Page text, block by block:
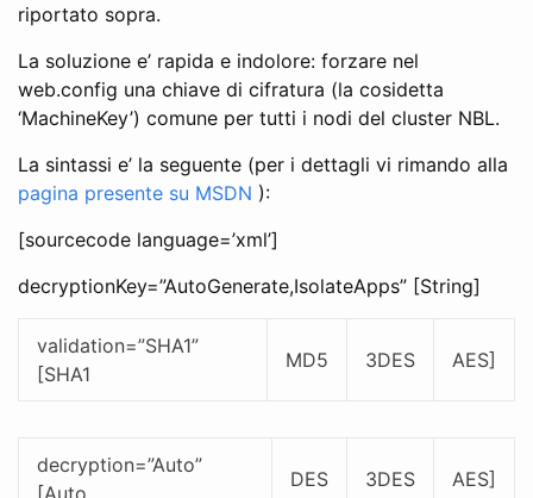
riportato sopra.
La soluzione e’ rapida e indolore: forzare nel
web.config una chiave di cifratura (la cosidetta
‘MachineKey’) comune per tutti i nodi del cluster NBL.
La sintassi e’ la seguente (per i dettagli vi rimando alla
pagina presente su MSDN ):
[sourcecode language=’xml’]
decryptionKey=”AutoGenerate,IsolateApps” [String]
validation=”SHA1”
[SHA1
MD5 3DES AES]
decryption=”Auto”
[Auto
DES 3DES AES]